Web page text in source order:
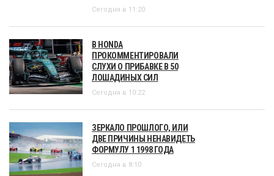
Сегодня в 11:20
В HONDA
ПРОКОММЕНТИРОВАЛИ
СЛУХИ О ПРИБАВКЕ В 50
ЛОШАДИНЫХ СИЛ
Сегодня в 10:22
ЗЕРКАЛО ПРОШЛОГО, ИЛИ
ДВЕ ПРИЧИНЫ НЕНАВИДЕТЬ
ФОРМУЛУ 1 1998 ГОДА
Сегодня в 8:10